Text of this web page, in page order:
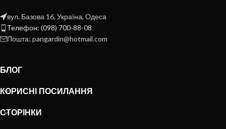
вул. Базова 16, Україна, Одеса
Телефон: (098) 700-88-08
Пошта: pangardin@hotmail.com
БЛОГ
КОРИСНІ ПОСИЛАННЯ
СТОРІНКИ